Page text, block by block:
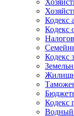
Кодекс
Кодекс
Кодекс
Кодекс
Водный